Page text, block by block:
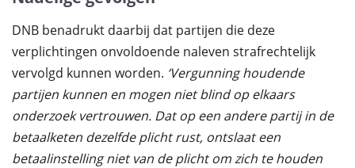
DNB benadrukt daarbij dat partijen die deze
verplichtingen onvoldoende naleven strafrechtelijk
vervolgd kunnen worden. ‘Vergunning houdende
partijen kunnen en mogen niet blind op elkaars
onderzoek vertrouwen. Dat op een andere partij in de
betaalketen dezelfde plicht rust, ontslaat een
betaalinstelling niet van de plicht om zich te houden